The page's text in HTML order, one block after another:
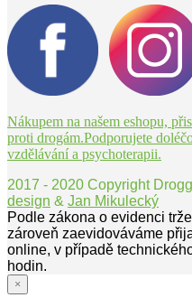
Nákupem na našem eshopu,
proti drogám.Podporujete
vzdělávání a psychoterapii.
2017 - 2020 Copyright
design & Jan Mikulecký
Podle zákona o evidenci
zároveň zaevidováváme
online, v případě
hodin.
×